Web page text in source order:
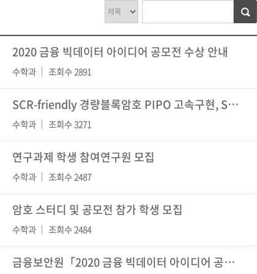
2020 금융 빅데이터 아이디어 공모전 수상 안내
수학과 조회수 2891
SCR-friendly 경량블록암호 PIPO 고속구현, SCA, 활용사례 경진대회
수학과 조회수 3271
연구과제 학생 참여연구원 모집
수학과 조회수 2487
암호 스터디 및 공모전 참가 학생 모집
수학과 조회수 2484
금융보안원「2020 금융 빅데이터 아이디어 공모전」 참가자 모집